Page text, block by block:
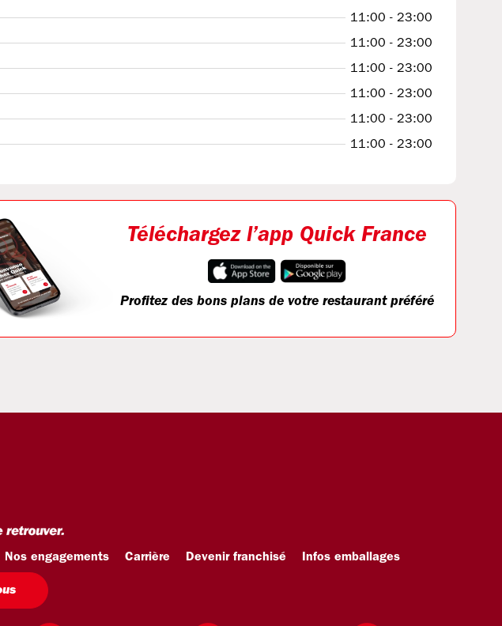
11:00 - 23:00
11:00 - 23:00
11:00 - 23:00
11:00 - 23:00
11:00 - 23:00
11:00 - 23:00
Téléchargez l’app Quick France
Profitez des bons plans de votre restaurant préféré
Nos engagements Carrière Devenir franchisé Infos emballages